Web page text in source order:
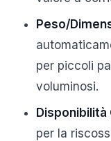
Peso/
per piccoli
voluminosi.
Disponibilità
per la